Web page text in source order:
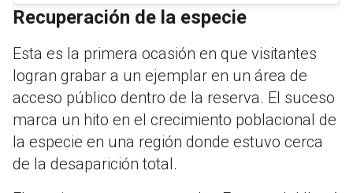
Recuperación de la especie
Esta es la primera ocasión en que visitantes
logran grabar a un ejemplar en un área de
acceso público dentro de la reserva. El suceso
marca un hito en el crecimiento poblacional de
la especie en una región donde estuvo cerca
de la desaparición total.